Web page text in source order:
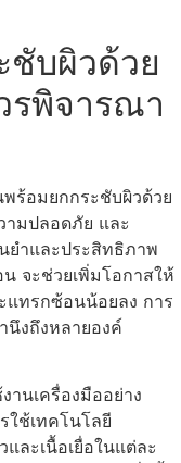
บผิวด้วย
รพิจารณา
ร้อมยกกระชับผิวด้วย
ามปลอดภัย และ
ำและประสิทธิภาพ
จะช่วยเพิ่มโอกาสให้
แทรกซ้อนน้อยลง การ
นึงถึงหลายองค์
านเครื่องมืออย่าง
ใช้เทคโนโลยี
ละเนื้อเยื่อในแต่ละ